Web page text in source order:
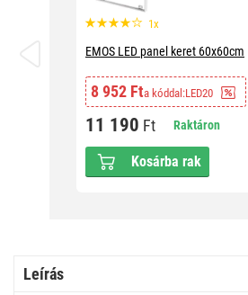
1x
EMOS LED panel keret 60x60cm
8 952 Fta kóddal:LED20
11 190 Ft Raktáron
Kosárba rak
Leírás